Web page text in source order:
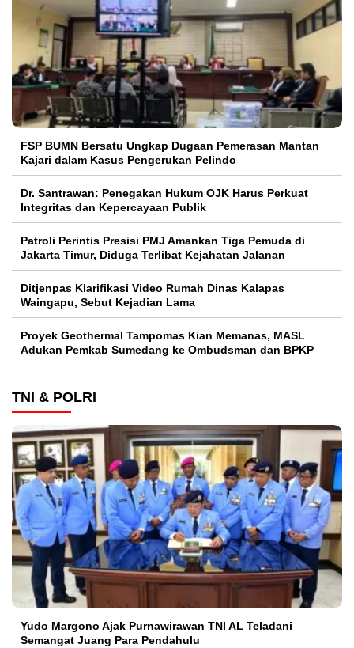
FSP BUMN Bersatu Ungkap Dugaan Pemerasan Mantan
Kajari dalam Kasus Pengerukan Pelindo
Dr. Santrawan: Penegakan Hukum OJK Harus Perkuat
Integritas dan Kepercayaan Publik
Patroli Perintis Presisi PMJ Amankan Tiga Pemuda di
Jakarta Timur, Diduga Terlibat Kejahatan Jalanan
Ditjenpas Klarifikasi Video Rumah Dinas Kalapas
Waingapu, Sebut Kejadian Lama
Proyek Geothermal Tampomas Kian Memanas, MASL
Adukan Pemkab Sumedang ke Ombudsman dan BPKP
TNI & POLRI
Yudo Margono Ajak Purnawirawan TNI AL Teladani
Semangat Juang Para Pendahulu